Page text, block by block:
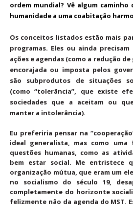
ordem mundial? Vê algum caminho
humanidade a uma coabitação
Os conceitos listados estão mais
programas. Eles ou ainda
ações e agendas (como a redução
encorajada ou imposta pelos
são subprodutos de situações
(como “tolerância”, que existe
sociedades que a aceitam ou
manter a intolerância).
Eu preferiria pensar na
ideal generalista, mas como
questões humanas, como as
bem estar social. Me entristece
organização mútua, que eram um
no socialismo do século 19,
completamente do horizonte
felizmente não da agenda do MST.